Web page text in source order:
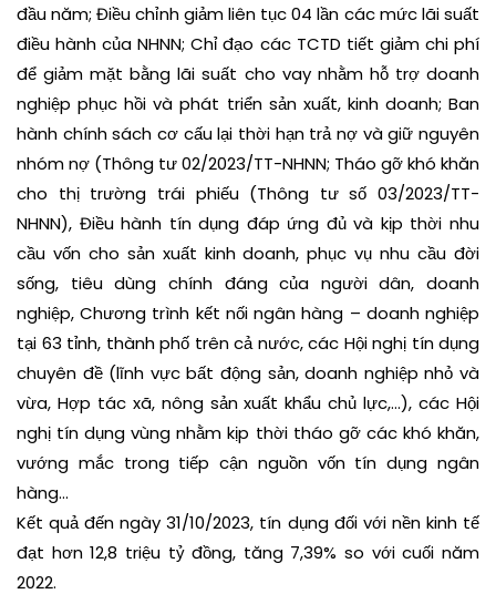
đầu năm; Điều chỉnh giảm liên tục 04 lần các mức lãi suất
điều hành của NHNN; Chỉ đạo các TCTD tiết giảm chi phí
để giảm mặt bằng lãi suất cho vay nhằm hỗ trợ doanh
nghiệp phục hồi và phát triển sản xuất, kinh doanh; Ban
hành chính sách cơ cấu lại thời hạn trả nợ và giữ nguyên
nhóm nợ (Thông tư 02/2023/TT-NHNN; Tháo gỡ khó khăn
cho thị trường trái phiếu (Thông tư số 03/2023/TT-
NHNN), Điều hành tín dụng đáp ứng đủ và kịp thời nhu
cầu vốn cho sản xuất kinh doanh, phục vụ nhu cầu đời
sống, tiêu dùng chính đáng của người dân, doanh
nghiệp, Chương trình kết nối ngân hàng – doanh nghiệp
tại 63 tỉnh, thành phố trên cả nước, các Hội nghị tín dụng
chuyên đề (lĩnh vực bất động sản, doanh nghiệp nhỏ và
vừa, Hợp tác xã, nông sản xuất khẩu chủ lực,...), các Hội
nghị tín dụng vùng nhằm kịp thời tháo gỡ các khó khăn,
vướng mắc trong tiếp cận nguồn vốn tín dụng ngân
hàng...
Kết quả đến ngày 31/10/2023, tín dụng đối với nền kinh tế
đạt hơn 12,8 triệu tỷ đồng, tăng 7,39% so với cuối năm
2022.